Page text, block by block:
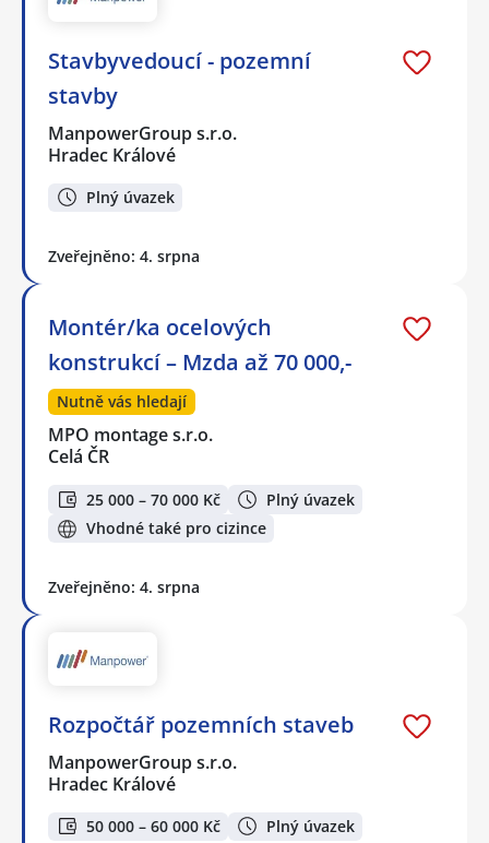
Stavbyvedoucí - pozemní
stavby
ManpowerGroup s.r.o.
Hradec Králové
Plný úvazek
Zveřejněno: 4. srpna
Montér/ka ocelových
konstrukcí – Mzda až 70 000,-
Nutně vás hledají
MPO montage s.r.o.
Celá ČR
25 000 – 70 000 Kč
Plný úvazek
Vhodné také pro cizince
Zveřejněno: 4. srpna
Rozpočtář pozemních staveb
ManpowerGroup s.r.o.
Hradec Králové
50 000 – 60 000 Kč Plný úvazek